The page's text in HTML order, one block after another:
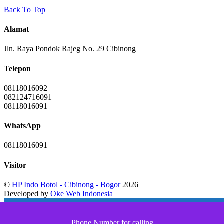
Back To Top
Alamat
Jln. Raya Pondok Rajeg No. 29 Cibinong
Telepon
08118016092
082124716091
08118016091
WhatsApp
08118016091
Visitor
© HP Indo Botol - Cibinong - Bogor2026
Developed by Oke Web Indonesia